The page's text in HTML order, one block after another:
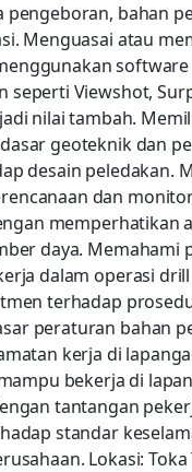
pengeboran, bahan
Menguasai atau
software
seperti Viewshot,
nilai tambah.
geoteknik dan
desain peledakan.
dan
memperhatikan
daya. Memahami
dalam operasi
terhadap
peraturan bahan
kerja di
bekerja di
tantangan
standar
Lokasi: